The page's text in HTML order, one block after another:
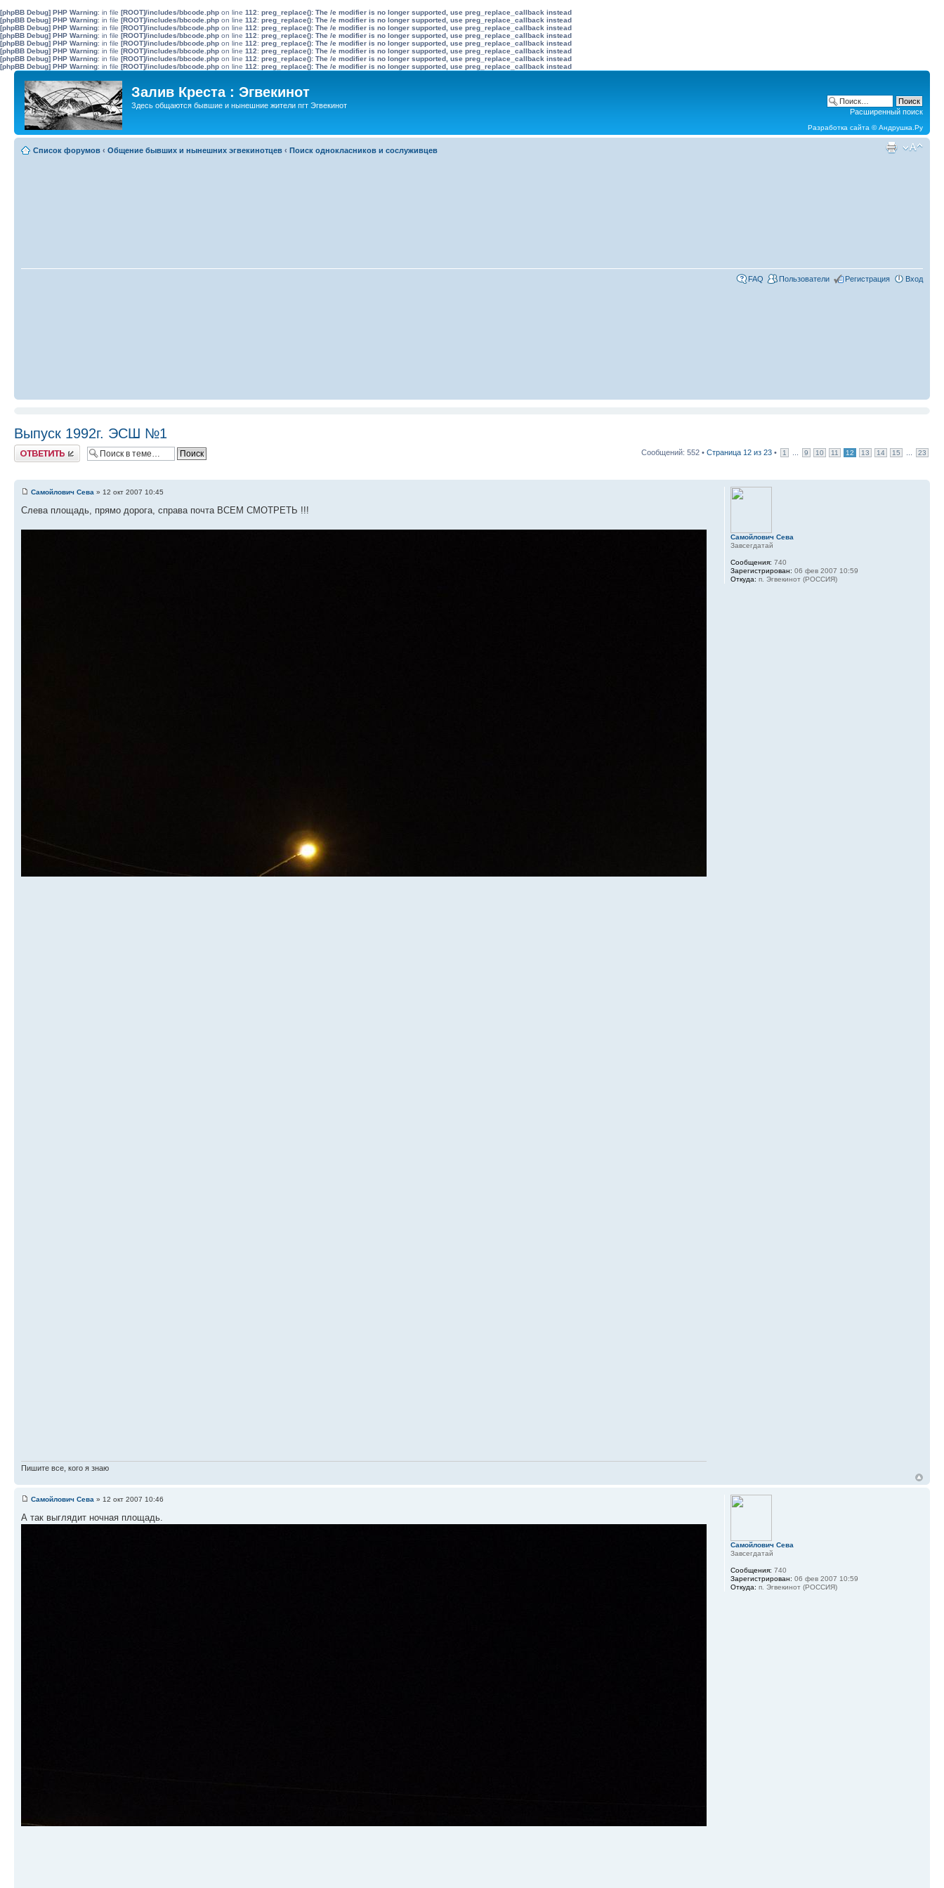
[phpBB Debug] PHP Warning: in file [ROOT]/includes/bbcode.php on line 112: preg_replace(): The /e modifier is no longer supported, use preg_replace_callback instead
[phpBB Debug] PHP Warning: in file [ROOT]/includes/bbcode.php on line 112: preg_replace(): The /e modifier is no longer supported, use preg_replace_callback instead
[phpBB Debug] PHP Warning: in file [ROOT]/includes/bbcode.php on line 112: preg_replace(): The /e modifier is no longer supported, use preg_replace_callback instead
[phpBB Debug] PHP Warning: in file [ROOT]/includes/bbcode.php on line 112: preg_replace(): The /e modifier is no longer supported, use preg_replace_callback instead
[phpBB Debug] PHP Warning: in file [ROOT]/includes/bbcode.php on line 112: preg_replace(): The /e modifier is no longer supported, use preg_replace_callback instead
[phpBB Debug] PHP Warning: in file [ROOT]/includes/bbcode.php on line 112: preg_replace(): The /e modifier is no longer supported, use preg_replace_callback instead
[phpBB Debug] PHP Warning: in file [ROOT]/includes/bbcode.php on line 112: preg_replace(): The /e modifier is no longer supported, use preg_replace_callback instead
[phpBB Debug] PHP Warning: in file [ROOT]/includes/bbcode.php on line 112: preg_replace(): The /e modifier is no longer supported, use preg_replace_callback instead
Залив Креста : Эгвекинот
Здесь общаются бывшие и нынешние жители пгт Эгвекинот
Расширенный поиск
Разработка сайта ©Андрушка.Ру
Список форумов ‹ Общение бывших и нынешних эгвекинотцев ‹ Поиск однокласников и сослуживцев
FAQ Пользователи Регистрация Вход
Выпуск 1992г. ЭСШ №1
Ответить Сообщений: 552 • Страница 12 из 23 • 1 9 10 11 12 13 14 15 23
Самойлович Сева » 12 окт 2007 10:45
Слева площадь, прямо дорога, справа почта ВСЕМ СМОТРЕТЬ !!!
Пишите все, кого я знаю
Самойлович Сева
Завсегдатай
Сообщения: 740
Зарегистрирован: 06 фев 2007 10:59
Откуда: п. Эгвекинот (РОССИЯ)
Самойлович Сева » 12 окт 2007 10:46
А так выглядит ночная площадь.
Самойлович Сева
Завсегдатай
Сообщения: 740
Зарегистрирован: 06 фев 2007 10:59
Откуда: п. Эгвекинот (РОССИЯ)